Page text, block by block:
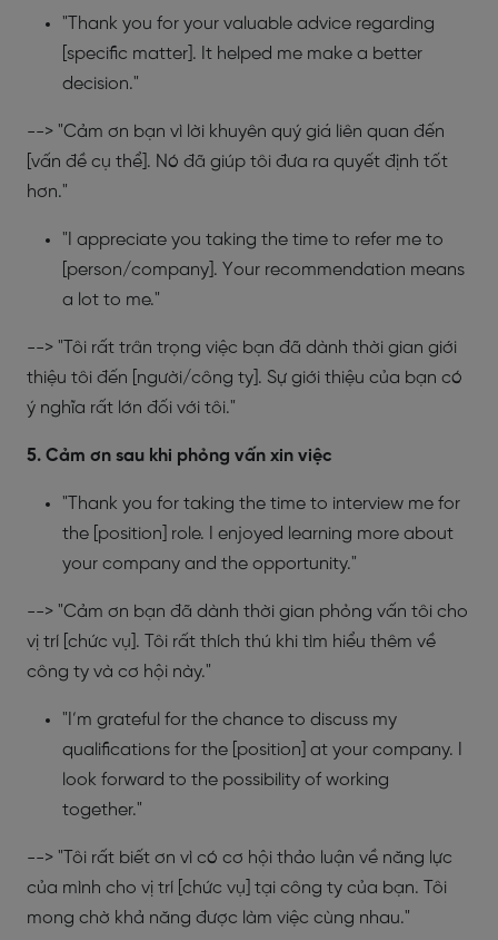
"Thank you for your valuable advice regarding
[specific matter]. It helped me make a better
decision."
--> "Cảm ơn bạn vì lời khuyên quý giá liên quan đến
[vấn đề cụ thể]. Nó đã giúp tôi đưa ra quyết định tốt
hơn."
"I appreciate you taking the time to refer me to
[person/company]. Your recommendation means
a lot to me."
--> "Tôi rất trân trọng việc bạn đã dành thời gian giới
thiệu tôi đến [người/công ty]. Sự giới thiệu của bạn có
ý nghĩa rất lớn đối với tôi."
5. Cảm ơn sau khi phỏng vấn xin việc
"Thank you for taking the time to interview me for
the [position] role. I enjoyed learning more about
your company and the opportunity."
--> "Cảm ơn bạn đã dành thời gian phỏng vấn tôi cho
vị trí [chức vụ]. Tôi rất thích thú khi tìm hiểu thêm về
công ty và cơ hội này."
"I’m grateful for the chance to discuss my
qualifications for the [position] at your company. I
look forward to the possibility of working
together."
--> "Tôi rất biết ơn vì có cơ hội thảo luận về năng lực
của mình cho vị trí [chức vụ] tại công ty của bạn. Tôi
mong chờ khả năng được làm việc cùng nhau."